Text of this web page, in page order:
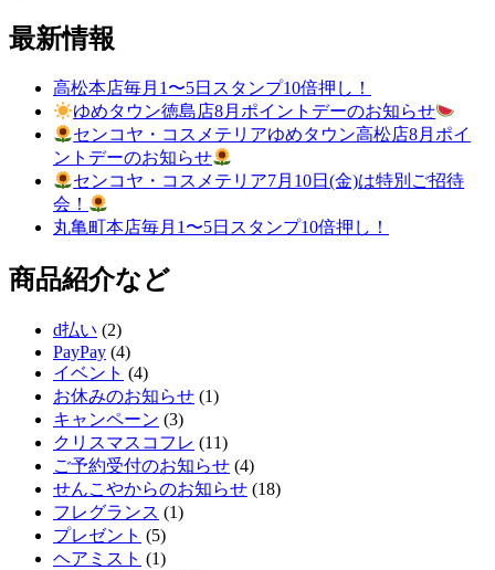
最新情報
高松本店毎月1〜5日スタンプ10倍押し！
ゆめタウン徳島店8月ポイントデーのお知らせ
センコヤ・コスメテリアゆめタウン高松店8月ポイ
ントデーのお知らせ
センコヤ・コスメテリア7月10日(金)は特別ご招待
会！
丸亀町本店毎月1〜5日スタンプ10倍押し！
商品紹介など
d払い (2)
PayPay (4)
イベント (4)
お休みのお知らせ (1)
キャンペーン (3)
クリスマスコフレ (11)
ご予約受付のお知らせ (4)
せんこやからのお知らせ (18)
フレグランス (1)
プレゼント (5)
ヘアミスト (1)